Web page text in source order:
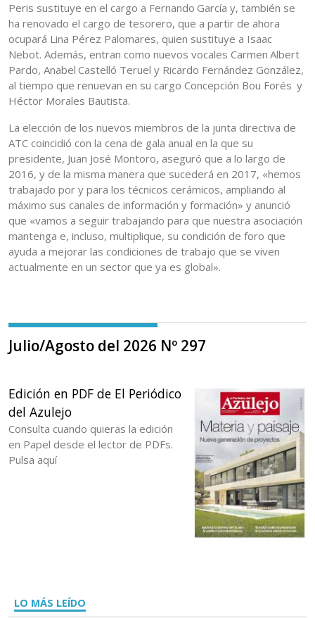
Peris sustituye en el cargo a Fernando García y, también se
ha renovado el cargo de tesorero, que a partir de ahora
ocupará Lina Pérez Palomares, quien sustituye a Isaac
Nebot. Además, entran como nuevos vocales Carmen Albert
Pardo, Anabel Castelló Teruel y Ricardo Fernández González,
al tiempo que renuevan en su cargo Concepción Bou Forés y
Héctor Morales Bautista.
La elección de los nuevos miembros de la junta directiva de
ATC coincidió con la cena de gala anual en la que su
presidente, Juan José Montoro, aseguró que a lo largo de
2016, y de la misma manera que sucederá en 2017, «hemos
trabajado por y para los técnicos cerámicos, ampliando al
máximo sus canales de información y formación» y anunció
que «vamos a seguir trabajando para que nuestra asociación
mantenga e, incluso, multiplique, su condición de foro que
ayuda a mejorar las condiciones de trabajo que se viven
actualmente en un sector que ya es global».
Julio/Agosto del 2026 Nº 297
Edición en PDF de El Periódico
del Azulejo
Consulta cuando quieras la edición
en Papel desde el lector de PDFs.
Pulsa aquí
LO MÁS LEÍDO